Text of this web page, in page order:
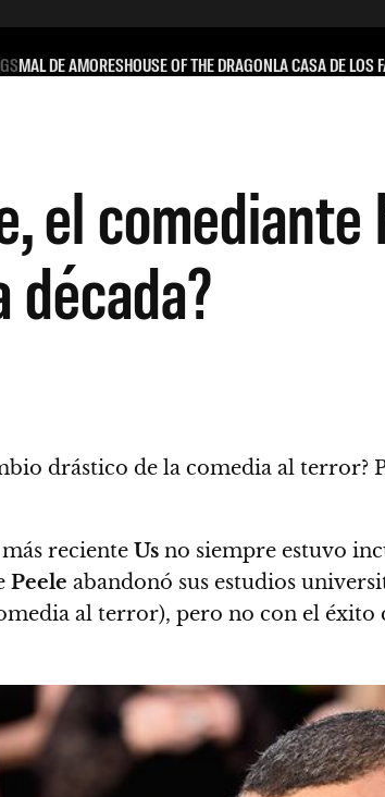
MAL DE AMORESHOUSE OF THE DRAGONLA CASA DE LOS
el
drástico de la comedia al terror?
reciente Us no siempre estuvo
Peele abandonó sus estudios
al terror), pero no con el éxito